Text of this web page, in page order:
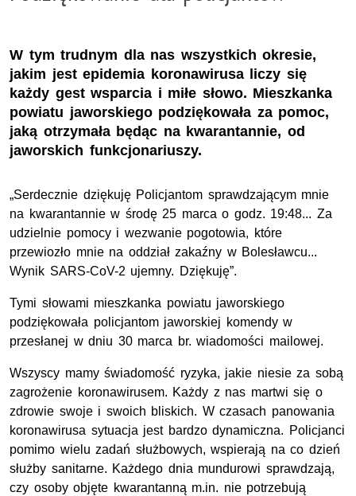
W tym trudnym dla nas wszystkich okresie,
jakim jest epidemia koronawirusa liczy się
każdy gest wsparcia i miłe słowo. Mieszkanka
powiatu jaworskiego podziękowała za pomoc,
jaką otrzymała będąc na kwarantannie, od
jaworskich funkcjonariuszy.
„Serdecznie dziękuję Policjantom sprawdzającym mnie
na kwarantannie w środę 25 marca o godz. 19:48... Za
udzielnie pomocy i wezwanie pogotowia, które
przewiozło mnie na oddział zakaźny w Bolesławcu...
Wynik SARS-CoV-2 ujemny. Dziękuję”.
Tymi słowami mieszkanka powiatu jaworskiego
podziękowała policjantom jaworskiej komendy w
przesłanej w dniu 30 marca br. wiadomości mailowej.
Wszyscy mamy świadomość ryzyka, jakie niesie za sobą
zagrożenie koronawirusem. Każdy z nas martwi się o
zdrowie swoje i swoich bliskich. W czasach panowania
koronawirusa sytuacja jest bardzo dynamiczna. Policjanci
pomimo wielu zadań służbowych, wspierają na co dzień
służby sanitarne. Każdego dnia mundurowi sprawdzają,
czy osoby objęte kwarantanną m.in. nie potrzebują